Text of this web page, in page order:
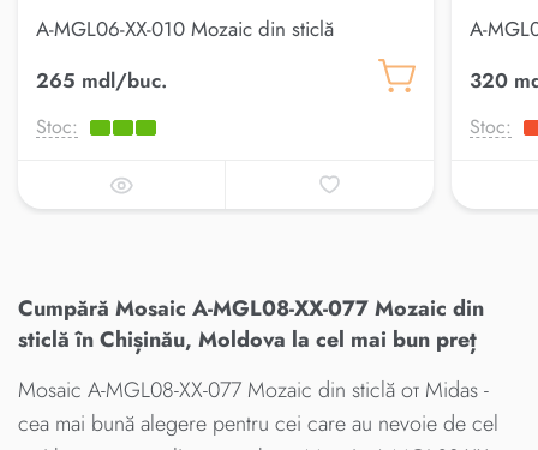
A-MGL06-XX-010 Mozaic din sticlă
265 mdl/buc.
Stoc:
A-
320
Stoc:
Cumpără Mosaic A-MGL08-XX-077 Mozaic din
sticlă în Chișinău, Moldova la cel mai bun preț
Mosaic A-MGL08-XX-077 Mozaic din sticlă от Midas -
cea mai bună alegere pentru cei care au nevoie de cel